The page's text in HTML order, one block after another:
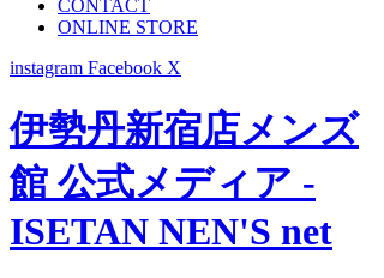
CONTACT
ONLINE STORE
instagram Facebook X
伊勢丹新宿店メンズ
館 公式メディア -
ISETAN NEN'S net